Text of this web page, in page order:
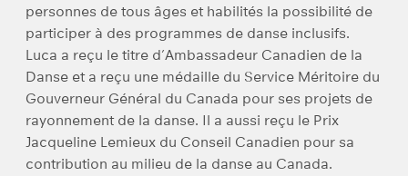
personnes de tous âges et habilités la possibilité de
participer à des programmes de danse inclusifs.
Luca a reçu le titre d’Ambassadeur Canadien de la
Danse et a reçu une médaille du Service Méritoire du
Gouverneur Général du Canada pour ses projets de
rayonnement de la danse. Il a aussi reçu le Prix
Jacqueline Lemieux du Conseil Canadien pour sa
contribution au milieu de la danse au Canada.